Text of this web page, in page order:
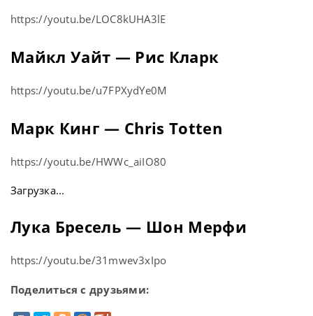
https://youtu.be/LOC8kUHA3lE
Майкл Уайт — Рис Кларк
https://youtu.be/u7FPXydYe0M
Марк Кинг — Chris Totten
https://youtu.be/HWWc_aiIO80
Загрузка...
Лука Бресель — Шон Мерфи
https://youtu.be/31mwev3xIpo
Поделиться с друзьями: